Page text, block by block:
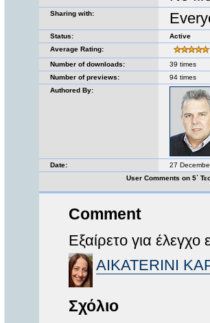
Sharing with:
Status:
Active
Average Rating:
Number of downloads:
39 times
Number of previews:
94 times
Authored By:
Date:
27
User Comments on 5΄
Comment
Εξαίρετο για
AIKATERINI
Σχόλιο